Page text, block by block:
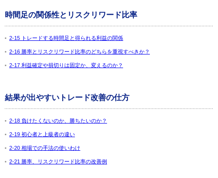
時間足の関係性とリスクリワード比率
2-15 トレードする時間足と得られる利益の関係
2-16 勝率とリスクリワード比率のどちらを重視すべきか？
2-17 利益確定や損切りは固定か、変えるのか？
結果が出やすいトレード改善の仕方
2-18 負けたくないのか、勝ちたいのか？
2-19 初心者と上級者の違い
2-20 相場での手法の使いわけ
2-21 勝率、リスクリワード比率の改善例